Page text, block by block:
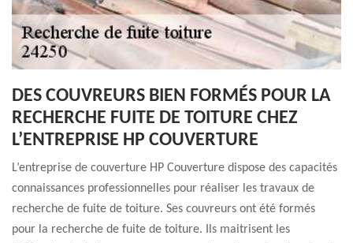
DES COUVREURS BIEN FORMÉS POUR LA
RECHERCHE FUITE DE TOITURE CHEZ
L’ENTREPRISE HP COUVERTURE
L’entreprise de couverture HP Couverture dispose des capacités
connaissances professionnelles pour réaliser les travaux de
recherche de fuite de toiture. Ses couvreurs ont été formés
pour la recherche de fuite de toiture. Ils maitrisent les